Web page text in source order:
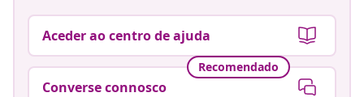
Aceder ao centro de ajuda
Recomendado
Converse connosco